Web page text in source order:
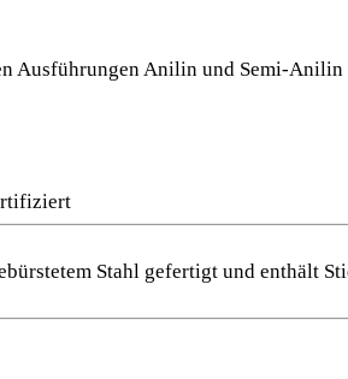
Ausführungen Anilin und Semi-
Stahl gefertigt und enthält